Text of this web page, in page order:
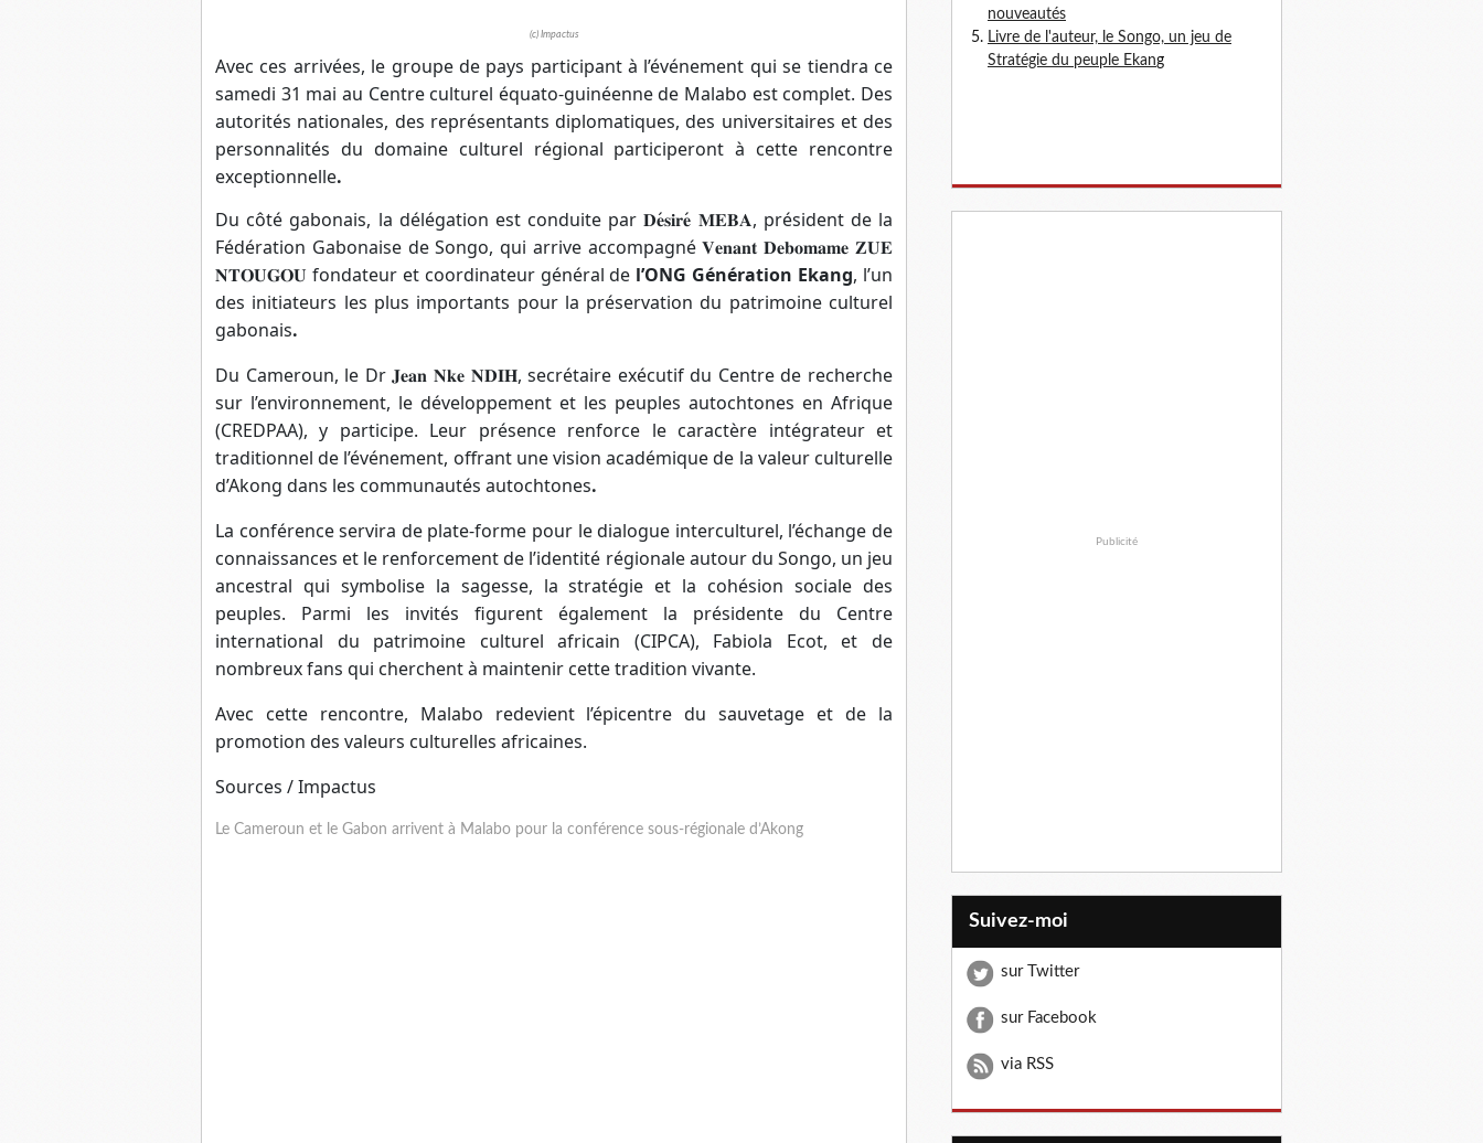
(c) Impactus
Avec ces arrivées, le groupe de pays participant à l’événement qui se tiendra ce
samedi 31 mai au Centre culturel équato-guinéenne de Malabo est complet. Des
autorités nationales, des représentants diplomatiques, des universitaires et des
personnalités du domaine culturel régional participeront à cette rencontre
exceptionnelle.
Du côté gabonais, la délégation est conduite par𝐃𝐞𝐬𝐢𝐫𝐞 𝐌𝐄𝐁𝐀, président de la
Fédération Gabonaise de Songo, qui arrive accompagné𝐕𝐞𝐧𝐚𝐧𝐭 𝐃𝐞𝐛𝐨𝐦𝐚𝐦𝐞 𝐙𝐔𝐄
𝐍𝐓𝐎𝐔𝐆𝐎𝐔 fondateur et coordinateur général de l’ONG Génération Ekang, l’un
des initiateurs les plus importants pour la préservation du patrimoine culturel
gabonais.
Du Cameroun, le Dr𝐉𝐞𝐚𝐧 𝐍𝐤𝐞 𝐍𝐃𝐈𝐇, secrétaire exécutif du Centre de recherche
sur l’environnement, le développement et les peuples autochtones en Afrique
(CREDPAA), y participe. Leur présence renforce le caractère intégrateur et
traditionnel de l’événement, offrant une vision académique de la valeur culturelle
d’Akong dans les communautés autochtones.
La conférence servira de plate-forme pour le dialogue interculturel, l’échange de
connaissances et le renforcement de l’identité régionale autour du Songo, un jeu
ancestral qui symbolise la sagesse, la stratégie et la cohésion sociale des
peuples. Parmi les invités figurent également la présidente du Centre
international du patrimoine culturel africain (CIPCA), Fabiola Ecot, et de
nombreux fans qui cherchent à maintenir cette tradition vivante.
Avec cette rencontre, Malabo redevient l’épicentre du sauvetage et de la
promotion des valeurs culturelles africaines.
Sources / Impactus
Le Cameroun et le Gabon arrivent à Malabo pour la conférence sous-régionale d’Akong
nouveautés
Livre de l'auteur, le Songo, un jeu de
Stratégie du peuple Ekang
Publicité
Suivez-moi
sur Twitter
sur Facebook
via RSS